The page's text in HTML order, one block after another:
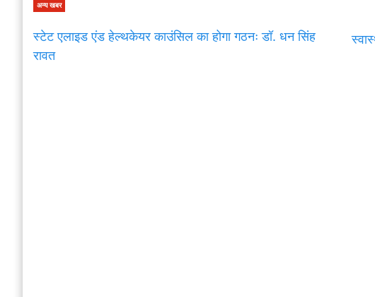
अन्य खबर
स्टेट एलाइड एंड हेल्थकेयर काउंसिल का होगा गठनः डॉ. धन सिंह
रावत